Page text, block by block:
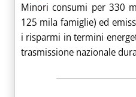
Minori consumi per 330
125 mila famiglie) ed
i risparmi in termini
trasmissione nazionale